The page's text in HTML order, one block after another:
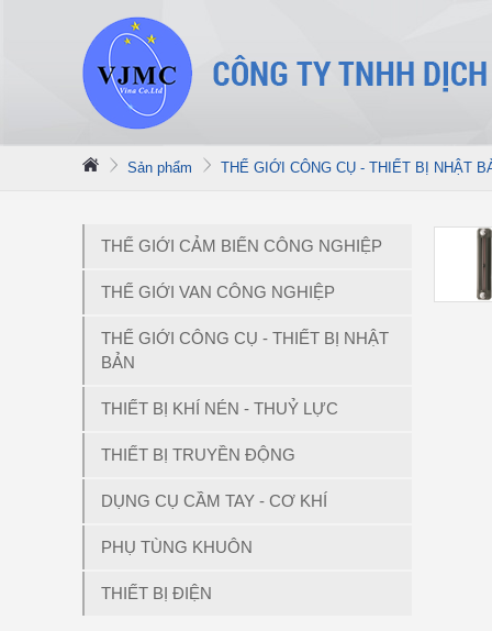
Sản phẩm THẾ GIỚI CÔNG CỤ - THIẾT BỊ NHẬT
THẾ GIỚI CẢM BIẾN CÔNG NGHIỆP
THẾ GIỚI VAN CÔNG NGHIỆP
THẾ GIỚI CÔNG CỤ - THIẾT BỊ NHẬT
BẢN
THIẾT BỊ KHÍ NÉN - THUỶ LỰC
THIẾT BỊ TRUYỀN ĐỘNG
DỤNG CỤ CẦM TAY - CƠ KHÍ
PHỤ TÙNG KHUÔN
THIẾT BỊ ĐIỆN